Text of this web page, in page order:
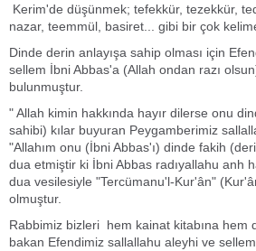
Kerim'de düşünmek; tefekkür, tezekkür,
nazar, teemmül, basiret... gibi bir çok
Dinde derin anlayışa sahip olması için
sellem İbni Abbas'a (Allah ondan razı
bulunmuştur.
" Allah kimin hakkında hayır dilerse onu
sahibi) kılar buyuran Peygamberimiz
"Allahım onu (İbni Abbas'ı) dinde fakih
dua etmiştir ki İbni Abbas radıyallahu anh
dua vesilesiyle "Tercümanu'l-Kur'ân"
olmuştur.
Rabbimiz bizleri hem kainat kitabına hem
bakan Efendimiz sallallahu aleyhi ve